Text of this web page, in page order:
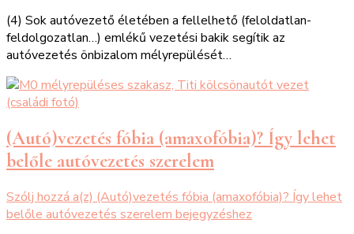
(4) Sok autóvezető életében a fellelhető (feloldatlan-
feldolgozatlan…) emlékű vezetési bakik segítik az
autóvezetés önbizalom mélyrepülését…
(Autó)vezetés fóbia (amaxofóbia)? Így lehet
belőle autóvezetés szerelem
Szólj hozzá a(z) (Autó)vezetés fóbia (amaxofóbia)? Így lehet
belőle autóvezetés szerelem bejegyzéshez